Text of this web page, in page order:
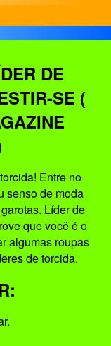
DE
SE (
Entre no
senso de moda
Líder de
que você é o
algumas roupas
de torcida.